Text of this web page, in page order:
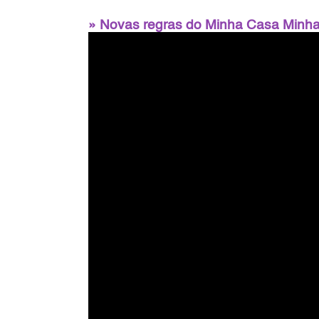
» Novas regras do Minha Casa